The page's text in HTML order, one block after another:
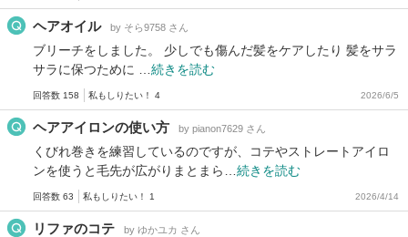
ヘアオイル by そら9758 さん
ブリーチをしました。 少しでも傷んだ髪をケアしたり 髪をサラ
サラに保つために … 続きを読む
回答数 158 私もしりたい！ 4 2026/6/5
ヘアアイロンの使い方 by pianon7629 さん
くびれ巻きを練習しているのですが、コテやストレートアイロ
ンを使うと毛先が広がりまとまら… 続きを読む
回答数 63 私もしりたい！ 1 2026/4/14
リファのコテ by ゆかユカ さん